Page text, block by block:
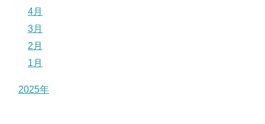
4月
3月
2月
1月
2025年